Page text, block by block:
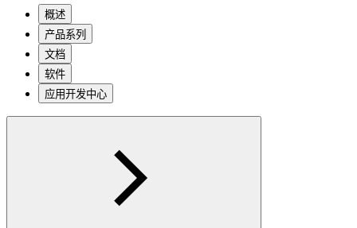
概述
产品系列
文档
软件
应用开发中心